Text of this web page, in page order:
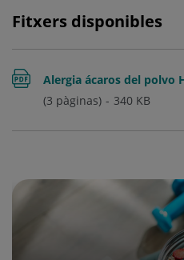
Fitxers disponibles
Alergia ácaros del polvo
340 KB
(3 pàginas)